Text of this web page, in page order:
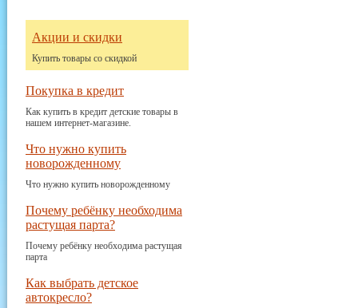
Акции и скидки
Купить товары со скидкой
Покупка в кредит
Как купить в кредит детские товары в
нашем интернет-магазине.
Что нужно купить
новорожденному
Что нужно купить новорожденному
Почему ребёнку необходима
растущая парта?
Почему ребёнку необходима растущая
парта
Как выбрать детское
автокресло?